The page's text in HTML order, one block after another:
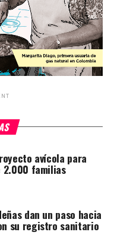
avícola para
2.000 familias
dan un paso hacia
su registro sanitario